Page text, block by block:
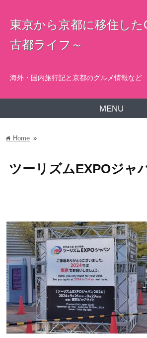
東京から京都に移住し
古都ライフ～
海外・国内旅行記と京都のグルメ情報など
MENU
home Home »
ツーリズムEXPOジャ